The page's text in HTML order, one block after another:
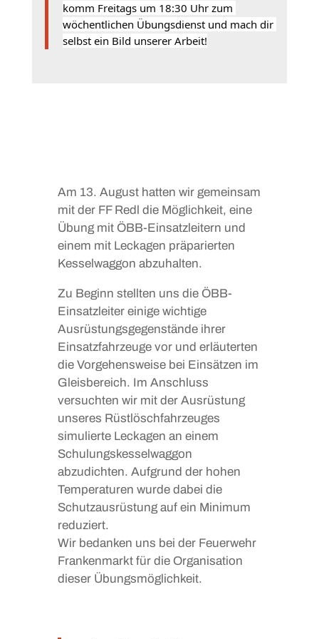
komm Freitags um 18:30 Uhr zum
wöchentlichen Übungsdienst und mach dir
selbst ein Bild unserer Arbeit!
Am 13. August hatten wir gemeinsam
mit der FF Redl die Möglichkeit, eine
Übung mit ÖBB-Einsatzleitern und
einem mit Leckagen präparierten
Kesselwaggon abzuhalten.
Zu Beginn stellten uns die ÖBB-
Einsatzleiter einige wichtige
Ausrüstungsgegenstände ihrer
Einsatzfahrzeuge vor und erläuterten
die Vorgehensweise bei Einsätzen im
Gleisbereich. Im Anschluss
versuchten wir mit der Ausrüstung
unseres Rüstlöschfahrzeuges
simulierte Leckagen an einem
Schulungskesselwaggon
abzudichten. Aufgrund der hohen
Temperaturen wurde dabei die
Schutzausrüstung auf ein Minimum
reduziert.
Wir bedanken uns bei der Feuerwehr
Frankenmarktfür die Organisation
dieser Übungsmöglichkeit.